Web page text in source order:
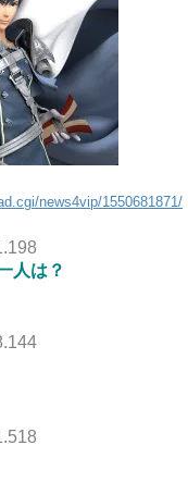
news4vip/1550681871/
人は？